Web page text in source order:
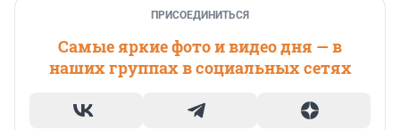
ПРИСОЕДИНИТЬСЯ
Самые яркие фото и видео дня — в
наших группах в социальных сетях